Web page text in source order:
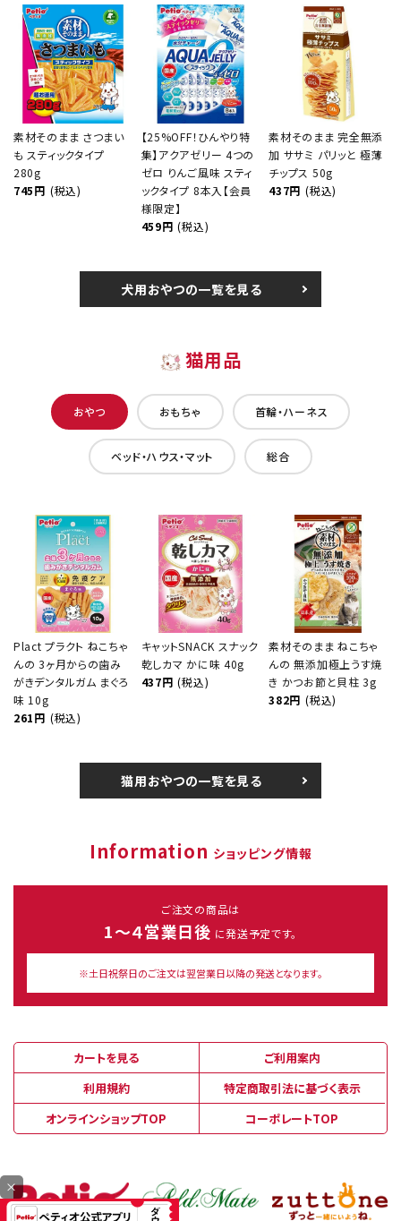
素材そのまま さつまい
も スティックタイプ
280g
745円 (税込)
【25%OFF！ひんやり特
集】アクアゼリー 4つの
ゼロ りんご風味 スティ
ックタイプ 8本入【会員
様限定】
459円 (税込)
素材そのまま 完全無添
加 ササミ パリッと 極薄
チップス 50g
437円 (税込)
犬用おやつの一覧を見る
猫用品
おやつ おもちゃ 首輪・ハーネス
ベッド・ハウス・マット 総合
Plact プラクト ねこちゃ
んの 3ヶ月からの歯み
がきデンタルガム まぐろ
味 10g
261円 (税込)
キャットSNACK スナック
乾しカマ かに味 40g
437円 (税込)
素材そのまま ねこちゃ
んの 無添加極上うす焼
き かつお節と貝柱 3g
382円 (税込)
猫用おやつの一覧を見る
Information ショッピング情報
ご注文の商品は
1～４営業日後 に発送予定です。
※土日祝祭日のご注文は翌営業日以降の発送となります。
カートを見る
ご利用案内
利用規約
特定商取引法に基づく表示
オンラインショップTOP
コーポレートTOP
×